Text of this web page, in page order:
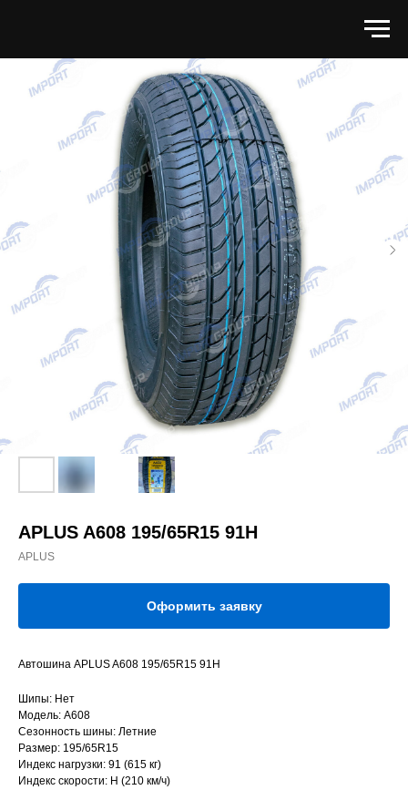
APLUS A608 195/65R15 91H
APLUS
Оформить заявку
Автошина APLUS A608 195/65R15 91H
Шипы: Нет
Модель: A608
Сезонность шины: Летние
Размер: 195/65R15
Индекс нагрузки: 91 (615 кг)
Индекс скорости: H (210 км/ч)